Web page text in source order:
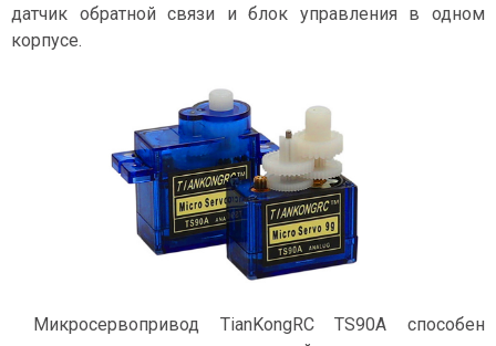
датчик обратной связи и блок управления в одном
корпусе.
Микросервопривод TianKongRC TS90A способен